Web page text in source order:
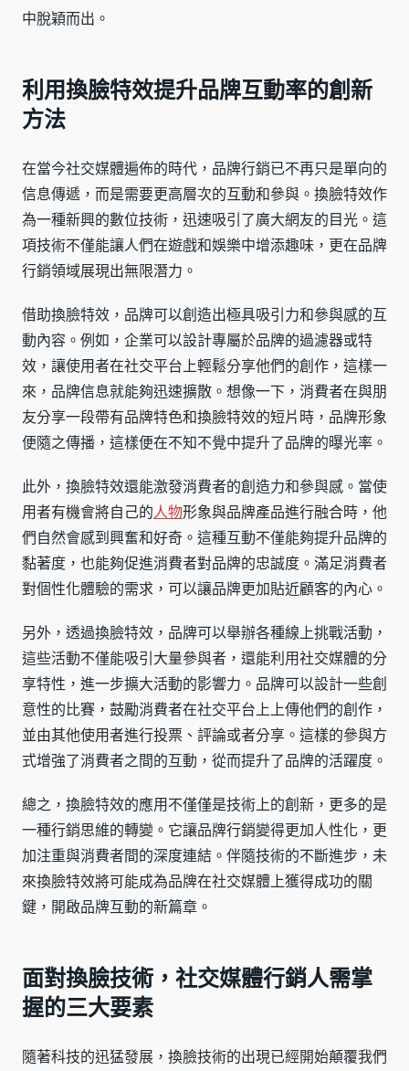
中脫穎而出。
利用換臉特效提升品牌互動率的創新
方法
在當今社交媒體遍佈的時代，品牌行銷已不再只是單向的
信息傳遞，而是需要更高層次的互動和參與。換臉特效作
為一種新興的數位技術，迅速吸引了廣大網友的目光。這
項技術不僅能讓人們在遊戲和娛樂中增添趣味，更在品牌
行銷領域展現出無限潛力。
借助換臉特效，品牌可以創造出極具吸引力和參與感的互
動內容。例如，企業可以設計專屬於品牌的過濾器或特
效，讓使用者在社交平台上輕鬆分享他們的創作，這樣一
來，品牌信息就能夠迅速擴散。想像一下，消費者在與朋
友分享一段帶有品牌特色和換臉特效的短片時，品牌形象
便隨之傳播，這樣便在不知不覺中提升了品牌的曝光率。
此外，換臉特效還能激發消費者的創造力和參與感。當使
用者有機會將自己的人物形象與品牌產品進行融合時，他
們自然會感到興奮和好奇。這種互動不僅能夠提升品牌的
黏著度，也能夠促進消費者對品牌的忠誠度。滿足消費者
對個性化體驗的需求，可以讓品牌更加貼近顧客的內心。
另外，透過換臉特效，品牌可以舉辦各種線上挑戰活動，
這些活動不僅能吸引大量參與者，還能利用社交媒體的分
享特性，進一步擴大活動的影響力。品牌可以設計一些創
意性的比賽，鼓勵消費者在社交平台上上傳他們的創作，
並由其他使用者進行投票、評論或者分享。這樣的參與方
式增強了消費者之間的互動，從而提升了品牌的活躍度。
總之，換臉特效的應用不僅僅是技術上的創新，更多的是
一種行銷思維的轉變。它讓品牌行銷變得更加人性化，更
加注重與消費者間的深度連結。伴隨技術的不斷進步，未
來換臉特效將可能成為品牌在社交媒體上獲得成功的關
鍵，開啟品牌互動的新篇章。
面對換臉技術，社交媒體行銷人需掌
握的三大要素
隨著科技的迅猛發展，換臉技術的出現已經開始顛覆我們